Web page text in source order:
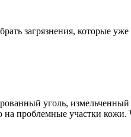
загрязнения, которые
уголь,
проблемные участки